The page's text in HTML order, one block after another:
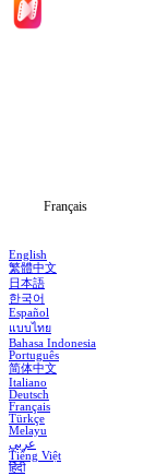
Français
English
繁體中文
日本語
한국어
Español
แบบไทย
Bahasa Indonesia
Português
简体中文
Italiano
Deutsch
Français
Türkçe
Melayu
عربي
Tiếng Việt
हिंदी